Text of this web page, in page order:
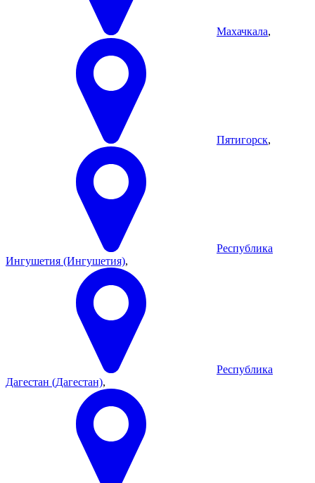
Махачкала,
Пятигорск,
Республика
Ингушетия (Ингушетия),
Республика
Дагестан (Дагестан),